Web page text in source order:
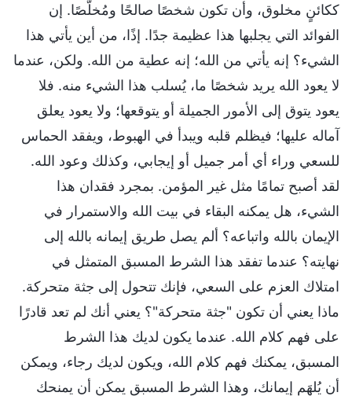
ككائنٍ مخلوق، وأن تكون شخصًا صالحًا ومُخلَّصًا. إن
الفوائد التي يجلبها هذا عظيمة جدًا. إذًا، من أين يأتي هذا
الشيء؟ إنه يأتي من الله؛ إنه عطية من الله. ولكن، عندما
لا يعود الله يريد شخصًا ما، يُسلب هذا الشيء منه. فلا
يعود يتوق إلى الأمور الجميلة أو يتوقعها؛ ولا يعود يعلق
آماله عليها؛ فيظلم قلبه ويبدأ في الهبوط، ويفقد الحماس
للسعي وراء أي أمر جميل أو إيجابي، وكذلك وعود الله.
لقد أصبح تمامًا مثل غير المؤمن. بمجرد فقدان هذا
الشيء، هل يمكنه البقاء في بيت الله والاستمرار في
الإيمان بالله واتباعه؟ ألم يصل طريق إيمانه بالله إلى
نهايته؟ عندما تفقد هذا الشرط المسبق المتمثل في
امتلاك العزم على السعي، فإنك تتحول إلى جثة متحركة.
ماذا يعني أن تكون "جثة متحركة"؟ يعني أنك لم تعد قادرًا
على فهم كلام الله. عندما يكون لديك هذا الشرط
المسبق، يمكنك فهم كلام الله، ويكون لديك رجاء، ويمكن
أن يُلهَم إيمانك، وهذا الشرط المسبق يمكن أن يمنحك